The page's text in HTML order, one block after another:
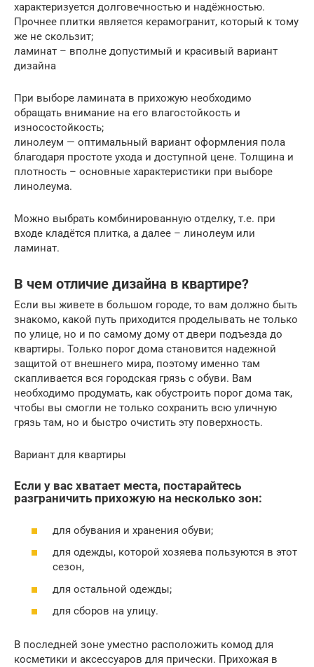
характеризуется долговечностью и надёжностью.
Прочнее плитки является керамогранит, который к тому
же не скользит;
ламинат – вполне допустимый и красивый вариант
дизайна
При выборе ламината в прихожую необходимо
обращать внимание на его влагостойкость и
износостойкость;
линолеум — оптимальный вариант оформления пола
благодаря простоте ухода и доступной цене. Толщина и
плотность – основные характеристики при выборе
линолеума.
Можно выбрать комбинированную отделку, т.е. при
входе кладётся плитка, а далее – линолеум или
ламинат.
В чем отличие дизайна в квартире?
Если вы живете в большом городе, то вам должно быть
знакомо, какой путь приходится проделывать не только
по улице, но и по самому дому от двери подъезда до
квартиры. Только порог дома становится надежной
защитой от внешнего мира, поэтому именно там
скапливается вся городская грязь с обуви. Вам
необходимо продумать, как обустроить порог дома так,
чтобы вы смогли не только сохранить всю уличную
грязь там, но и быстро очистить эту поверхность.
Вариант для квартиры
Если у вас хватает места, постарайтесь
разграничить прихожую на несколько зон:
для обувания и хранения обуви;
для одежды, которой хозяева пользуются в этот
сезон,
для остальной одежды;
для сборов на улицу.
В последней зоне уместно расположить комод для
косметики и аксессуаров для прически. Прихожая в